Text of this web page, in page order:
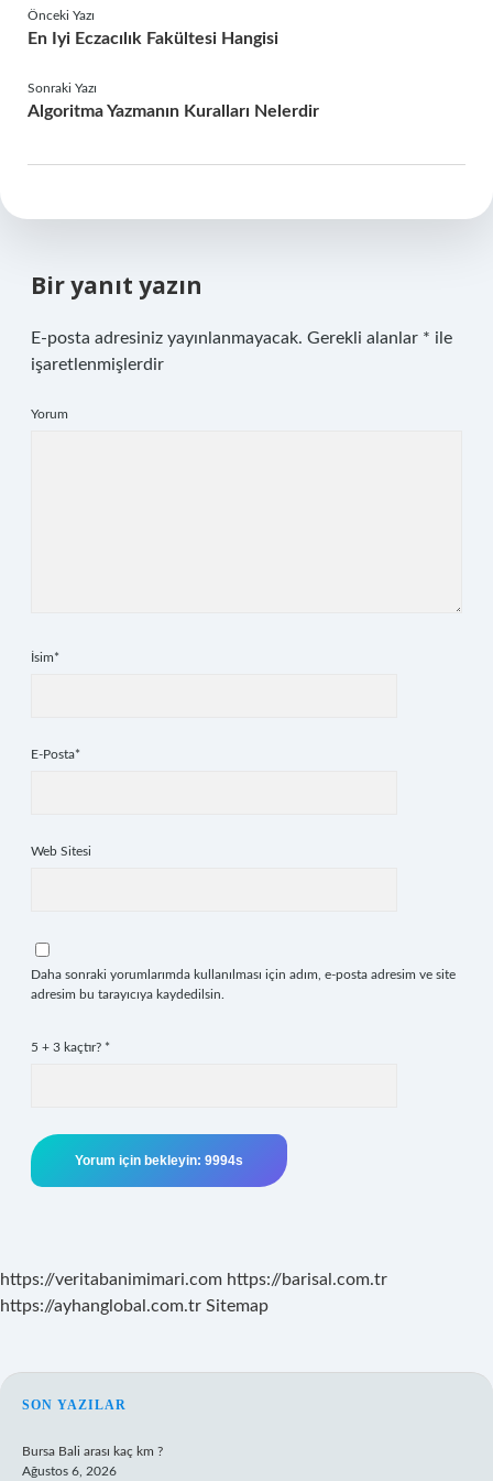
Önceki Yazı
En Iyi Eczacılık Fakültesi Hangisi
Sonraki Yazı
Algoritma Yazmanın Kuralları Nelerdir
Bir yanıt yazın
E-posta adresiniz yayınlanmayacak. Gerekli alanlar * ile
işaretlenmişlerdir
Yorum
İsim*
E-Posta*
Web Sitesi
Daha sonraki yorumlarımda kullanılması için adım, e-posta adresim ve site
adresim bu tarayıcıya kaydedilsin.
5 + 3 kaçtır? *
https://veritabanimimari.com https://barisal.com.tr
https://ayhanglobal.com.tr Sitemap
SIDEBAR
SON YAZILAR
Bursa Bali arası kaç km ?
Ağustos 6, 2026